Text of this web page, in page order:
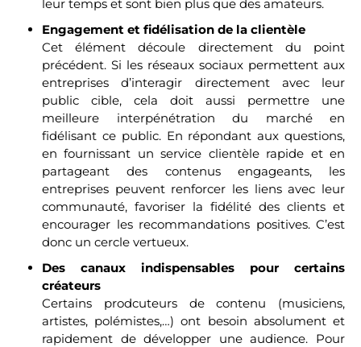
leur temps et sont bien plus que des amateurs.
Engagement et fidélisation de la clientèle
Cet élément découle directement du point
précédent. Si les réseaux sociaux permettent aux
entreprises d’interagir directement avec leur
public cible, cela doit aussi permettre une
meilleure interpénétration du marché en
fidélisant ce public. En répondant aux questions,
en fournissant un service clientèle rapide et en
partageant des contenus engageants, les
entreprises peuvent renforcer les liens avec leur
communauté, favoriser la fidélité des clients et
encourager les recommandations positives. C’est
donc un cercle vertueux.
Des canaux indispensables pour certains
créateurs
Certains prodcuteurs de contenu (musiciens,
artistes, polémistes,…) ont besoin absolument et
rapidement de développer une audience. Pour